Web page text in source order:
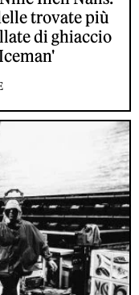
trovate più
di ghiaccio